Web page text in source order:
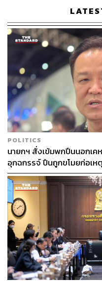
POLITICS
นายกฯ สั่งเข้มพกปืนนอกเค
อุกฉกรรจ์ ปืนถูกขโมยก่อเห